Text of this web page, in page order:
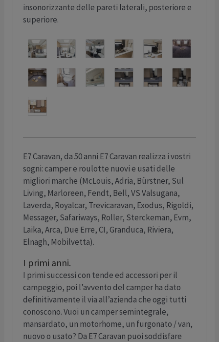
insonorizzante delle pareti laterali, posteriore e
superiore.
E7 Caravan, da 50 anni E7 Caravan realizza i vostri
sogni: camper e roulotte nuovi e usati delle
migliori marche (McLouis, Adria, Bürstner, Sul
Living, Marloreen, Fendt, Bell, VS Valsugana,
Laverda, Royalcar, Trevicaravan, Exodus, Rigoldi,
Messager, Safariways, Roller, Sterckeman, Evm,
Laika, Arca, Due Erre, CI, Granduca, Riviera,
Elnagh, Mobilvetta).
I primi anni.
I primi successi con tende ed accessori per il
campeggio, poi l’avvento del camper ha dato
definitivamente il via all’azienda che oggi tutti
conoscono. Vuoi un camper semintegrale,
mansardato, un motorhome, un furgonato / van,
nuovo o usato? Da E7 Caravan puoi soddisfare